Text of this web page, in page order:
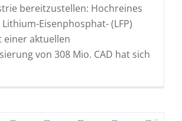
bereitzustellen: Hochreines
Eisenphosphat- (LFP)
einer aktuellen
von 308 Mio. CAD hat sich